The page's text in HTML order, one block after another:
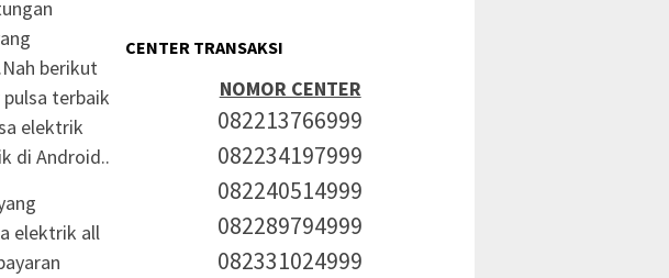
berikut
terbaik
elektrik
di Android..
elektrik all
CENTER TRANSAKSI
NOMOR CENTER
082213766999
082234197999
082240514999
082289794999
082331024999